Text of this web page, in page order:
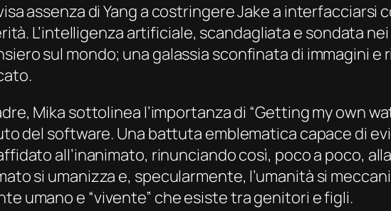
assenza di Yang a costringere Jake a
L’intelligenza artificiale, scandagliata e sondata
sul mondo; una galassia sconfinata di immagini e
Mika sottolinea l’importanza di “Getting my own
del software. Una battuta emblematica capace di
all’inanimato, rinunciando così, poco a poco,
si umanizza e, specularmente, l’umanità si
umano e “vivente” che esiste tra genitori e figli.